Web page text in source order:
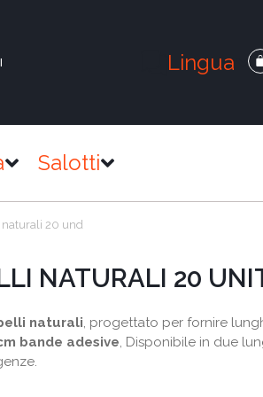
Lingua
Salotti
20 und
NATURALI 20
naturali, progettato per fornire
bande adesive, Disponibile in due